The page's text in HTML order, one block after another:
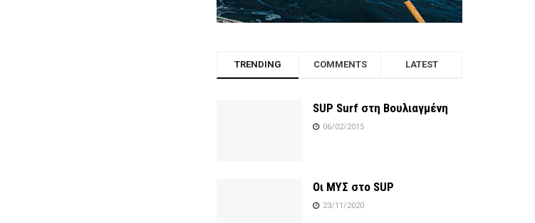
TRENDING COMMENTS LATEST
SUP Surf στη Βουλιαγμένη
06/02/2015
Οι ΜΥΣ στο SUP
23/11/2020